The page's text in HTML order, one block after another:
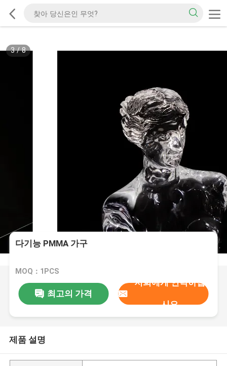
3/8
다기능 PMMA 가구
MOQ：1PCS
최고의 가격
저희에게 연락하십
시오
제품 설명